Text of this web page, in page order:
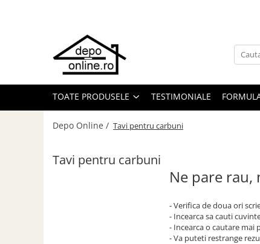
Toate Produsele
PRODUS ÎN ROMÂNIA
Grătare barbeque din fontă
România
Grătare tehnice din fontă România
PLITE DIN FONTĂ
TOATE PRODUSELE TESTIMONIALE
Depo Online / Tavi pentru carbuni
Tavi pentru carbuni
Ne pare rau,
- Verifica de doua ori
- Incearca sa cauti
- Incearca o cautare mai
- Va puteti restrange